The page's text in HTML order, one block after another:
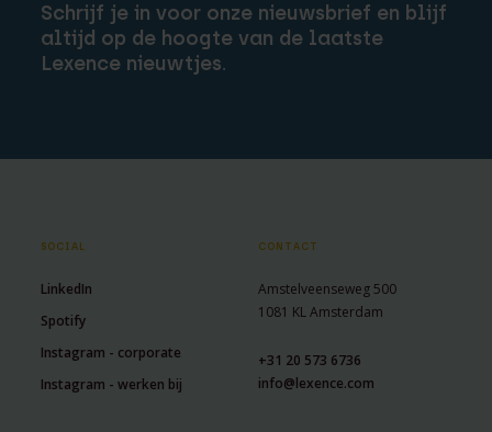
Schrijf je in voor onze nieuwsbrief en blijf
altijd op de hoogte van de laatste
Lexence nieuwtjes.
SOCIAL
LinkedIn
Spotify
Instagram - corporate
Instagram - werken bij
CONTACT
Amstelveenseweg 500
1081 KL Amsterdam
+31 20 573 6736
info@lexence.com